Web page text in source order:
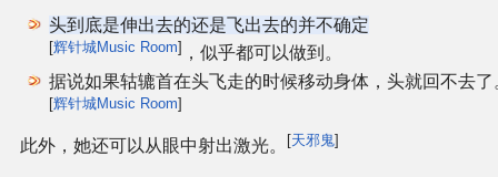
头到底是伸出去的还是飞出去的并不确定
[辉针城Music Room] ，似乎都可以做到。
据说如果轱辘首在头飞走的时候移动身体，头就回不去了
[辉针城Music Room]
此外，她还可以从眼中射出激光。 [天邪鬼]